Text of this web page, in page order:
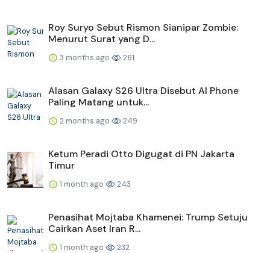
Roy Suryo Sebut Rismon Sianipar Zombie:
Menurut Surat yang D...
3 months ago 261
Alasan Galaxy S26 Ultra Disebut AI Phone
Paling Matang untuk...
2 months ago 249
Ketum Peradi Otto Digugat di PN Jakarta
Timur
1 month ago 243
Penasihat Mojtaba Khamenei: Trump Setuju
Cairkan Aset Iran R...
1 month ago 232